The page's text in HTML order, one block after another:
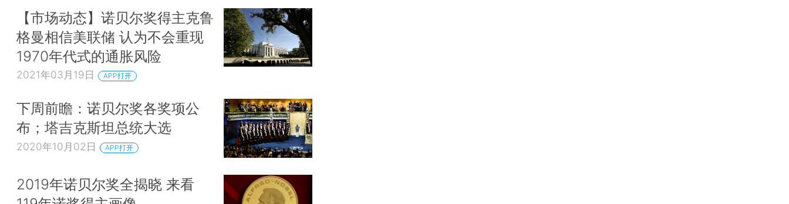
【市场动态】诺贝尔奖得主克鲁
格曼相信美联储 认为不会重现
1970年代式的通胀风险
2021年03月19日 APP打开
下周前瞻：诺贝尔奖各奖项公
布；塔吉克斯坦总统大选
2020年10月02日 APP打开
2019年诺贝尔奖全揭晓 来看